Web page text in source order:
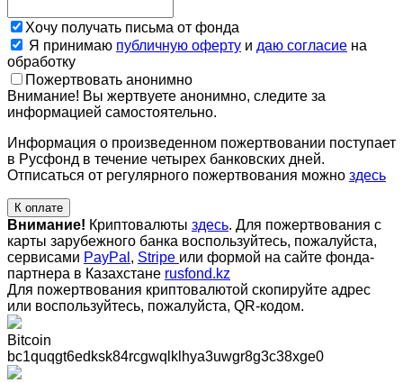
Хочу получать письма от фонда
Я принимаю публичную оферту и даю согласие на
обработку
Пожертвовать анонимно
Внимание! Вы жертвуете анонимно, следите за
информацией самостоятельно.
Информация о произведенном пожертвовании поступает
в Русфонд в течение четырех банковских дней.
Отписаться от регулярного пожертвования можно здесь
К оплате
Внимание! Криптовалюты здесь. Для пожертвования с
карты зарубежного банка воспользуйтесь, пожалуйста,
сервисами PayPal , Stripe или формой на сайте фонда-
партнера в Казахстане rusfond.kz
Для пожертвования криптовалютой скопируйте адрес
или воспользуйтесь, пожалуйста, QR-кодом.
Bitcoin
bc1quqgt6edksk84rcgwqlklhya3uwgr8g3c38xge0